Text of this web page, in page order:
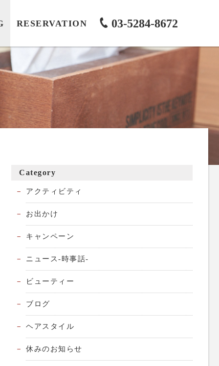
RESERVATION 03-5284-8672
Category
アクティビティ
お出かけ
キャンペーン
ニュース-時事話-
ビューティー
ブログ
ヘアスタイル
休みのお知らせ